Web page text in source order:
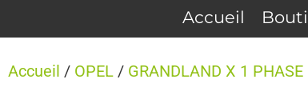
Accueil
Accueil / OPEL / GRANDLAND X 1 PHASE